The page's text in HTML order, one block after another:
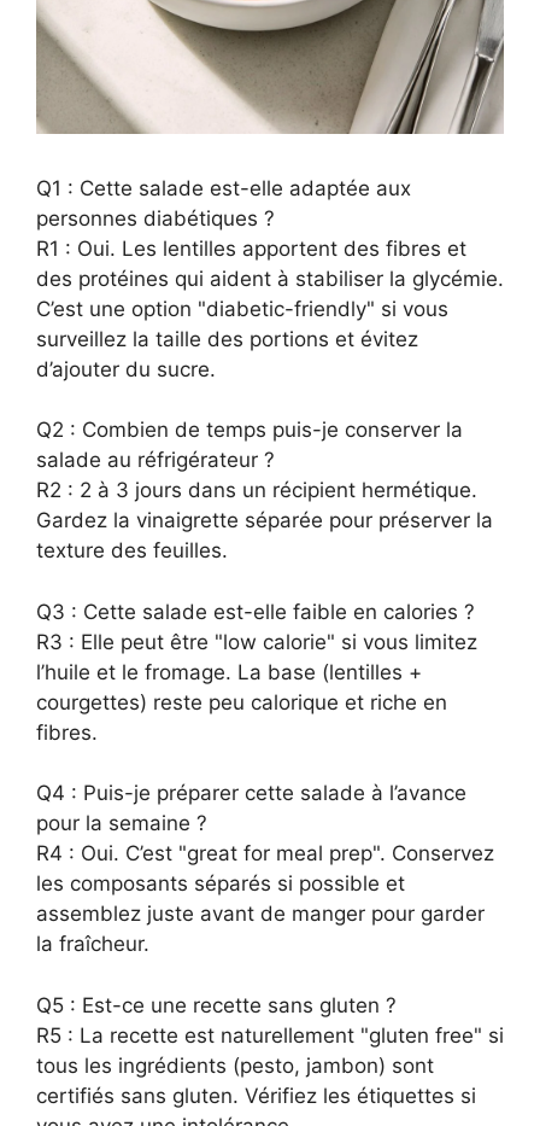
Q1 : Cette salade est-elle adaptée aux
personnes diabétiques ?
R1 : Oui. Les lentilles apportent des fibres et
des protéines qui aident à stabiliser la glycémie.
C’est une option "diabetic-friendly" si vous
surveillez la taille des portions et évitez
d’ajouter du sucre.
Q2 : Combien de temps puis-je conserver la
salade au réfrigérateur ?
R2 : 2 à 3 jours dans un récipient hermétique.
Gardez la vinaigrette séparée pour préserver la
texture des feuilles.
Q3 : Cette salade est-elle faible en calories ?
R3 : Elle peut être "low calorie" si vous limitez
l’huile et le fromage. La base (lentilles +
courgettes) reste peu calorique et riche en
fibres.
Q4 : Puis-je préparer cette salade à l’avance
pour la semaine ?
R4 : Oui. C’est "great for meal prep". Conservez
les composants séparés si possible et
assemblez juste avant de manger pour garder
la fraîcheur.
Q5 : Est-ce une recette sans gluten ?
R5 : La recette est naturellement "gluten free" si
tous les ingrédients (pesto, jambon) sont
certifiés sans gluten. Vérifiez les étiquettes si